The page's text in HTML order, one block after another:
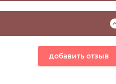
добавить отзыв